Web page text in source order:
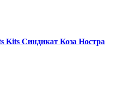
Kits Синдикат Коза Ностра